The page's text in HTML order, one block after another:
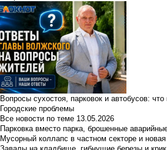
Вопросы сухостоя, парковок и автобусов:
Городские проблемы
Все новости по теме 13.05.2026
Парковка вместо парка, брошенные
Мусорный коллапс в частном секторе и